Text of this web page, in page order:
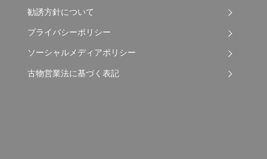
勧誘方針について
プライバシーポリシー
ソーシャルメディアポリシー
古物営業法に基づく表記